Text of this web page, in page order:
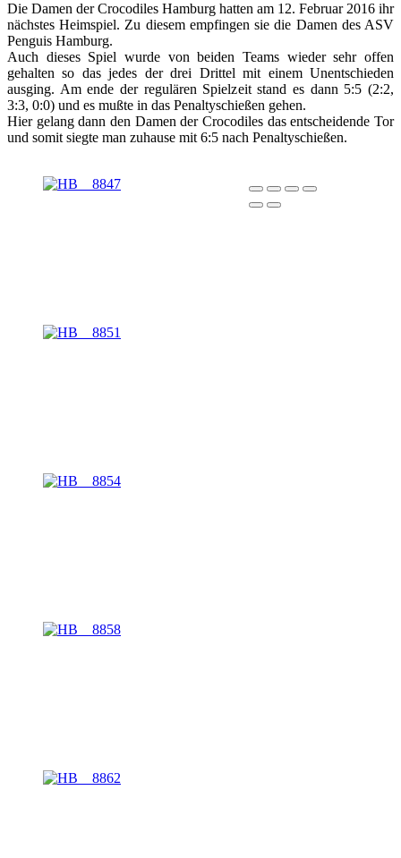
Die Damen der Crocodiles Hamburg hatten am 12. Februar 2016 ihr
nächstes Heimspiel. Zu diesem empfingen sie die Damen des ASV
Penguis Hamburg.
Auch dieses Spiel wurde von beiden Teams wieder sehr offen
gehalten so das jedes der drei Drittel mit einem Unentschieden
ausging. Am ende der regulären Spielzeit stand es dann 5:5 (2:2,
3:3, 0:0) und es mußte in das Penaltyschießen gehen.
Hier gelang dann den Damen der Crocodiles das entscheidende Tor
und somit siegte man zuhause mit 6:5 nach Penaltyschießen.